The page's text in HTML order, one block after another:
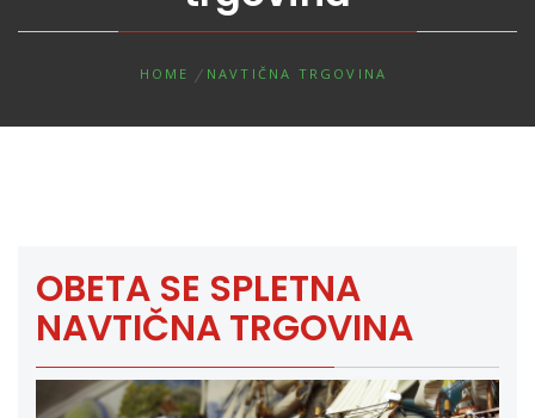
HOME NAVTIČNA TRGOVINA
OBETA SE SPLETNA
NAVTIČNA TRGOVINA